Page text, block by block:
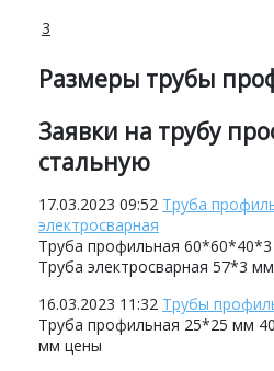
3
Размеры трубы
Заявки на трубу
стальную
17.03.2023 09:52 Труба
электросварная
Труба профильная
Труба электросварная 57*3
16.03.2023 11:32 Трубы
Труба профильная 25*25 мм
мм цены